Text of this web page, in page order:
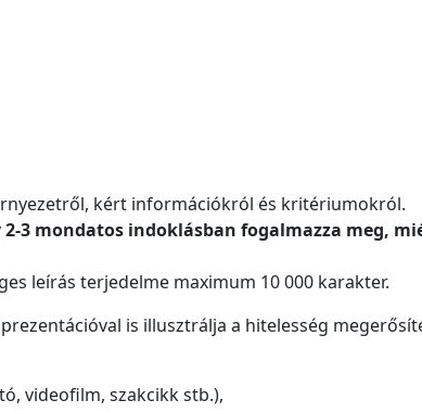
kért információkról és kritériumokról.
3 mondatos indoklásban fogalmazza meg,
leírás terjedelme maximum 10 000 karakter.
is illusztrálja a hitelesség
videofilm, szakcikk stb.),